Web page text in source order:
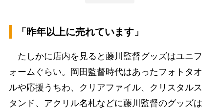
「昨年以上に売れています」
たしかに店内を見ると藤川監督グッズはユニフ
ォームぐらい。岡田監督時代はあったフォトタオ
ルや応援うちわ、クリアファイル、クリスタルス
タンド、アクリル名札などに藤川監督のグッズは